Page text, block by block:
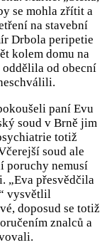
se mohla zřítit a
na stavební
Drbola peripetie
kolem domu na
oddělila od obecní
paní Evu
soud v Brně jim
totiž
soud ale
poruchy nemusí
„Eva přesvědčila
vysvětlil
doposud se totiž
znalců a